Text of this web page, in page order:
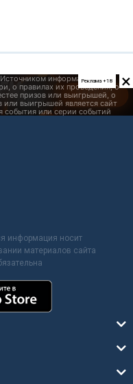
×
Реклама +18
информация носит
материалов сайта